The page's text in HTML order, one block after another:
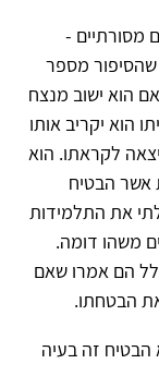
מסורתיים -
שהסיפור מספר
הוא ישוב מנצח
הוא יקריב אותו
לקראתו. הוא
אשר הבטיח
את התלמידות
משהו דומה.
הם אמרו שאם
הבטחתו.
הבטיח זה בעיה